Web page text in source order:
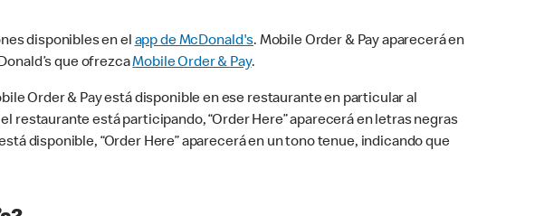
disponibles en elapp de McDonald's. Mobile Order & Pay aparecerá en
que ofrezcaMobile Order & Pay.
Order & Pay está disponible en ese restaurante en particular al
restaurante está participando, “Order Here” aparecerá en letras negras
disponible, “Order Here” aparecerá en un tono tenue, indicando que